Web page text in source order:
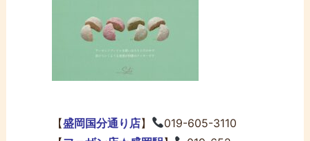
【盛岡国分通り店】
019-605-3110